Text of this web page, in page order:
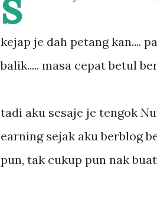
kejap je dah petang kan....
balik..... masa cepat betul
tadi aku sesaje je tengok
earning sejak aku berblog
pun, tak cukup pun nak